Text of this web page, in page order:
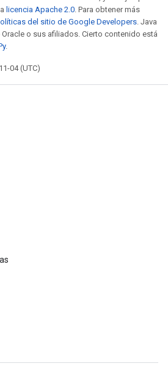
licencia Apache 2.0. Para obtener más
del sitio de Google Developers. Java
o sus afiliados. Cierto contenido está
.
04 (UTC)